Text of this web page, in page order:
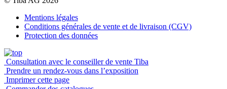
Mentions légales
Conditions générales de vente et de livraison (CGV)
Protection des données
Consultation avec le conseiller de vente Tiba
Prendre un rendez-vous dans l’exposition
Imprimer cette page